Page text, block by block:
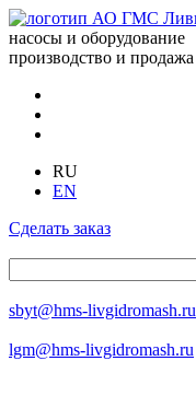
насосы и оборудование
производство и продажа
RU
EN
Сделать заказ
sbyt@hms-livgidromash.ru
lgm@hms-livgidromash.ru